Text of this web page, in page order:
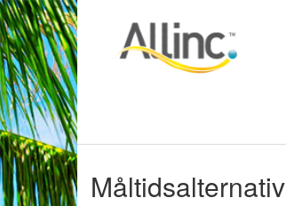
Måltidsalternativ